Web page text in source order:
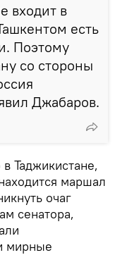
входит в
есть
Поэтому
со стороны
Джабаров.
Таджикистане,
маршал
очаг
сенатора,
мирные